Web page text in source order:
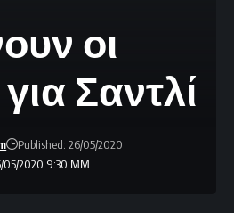
οι
Σαντλί
05/2020 9:30 ΜΜ
Published: 26/05/2020